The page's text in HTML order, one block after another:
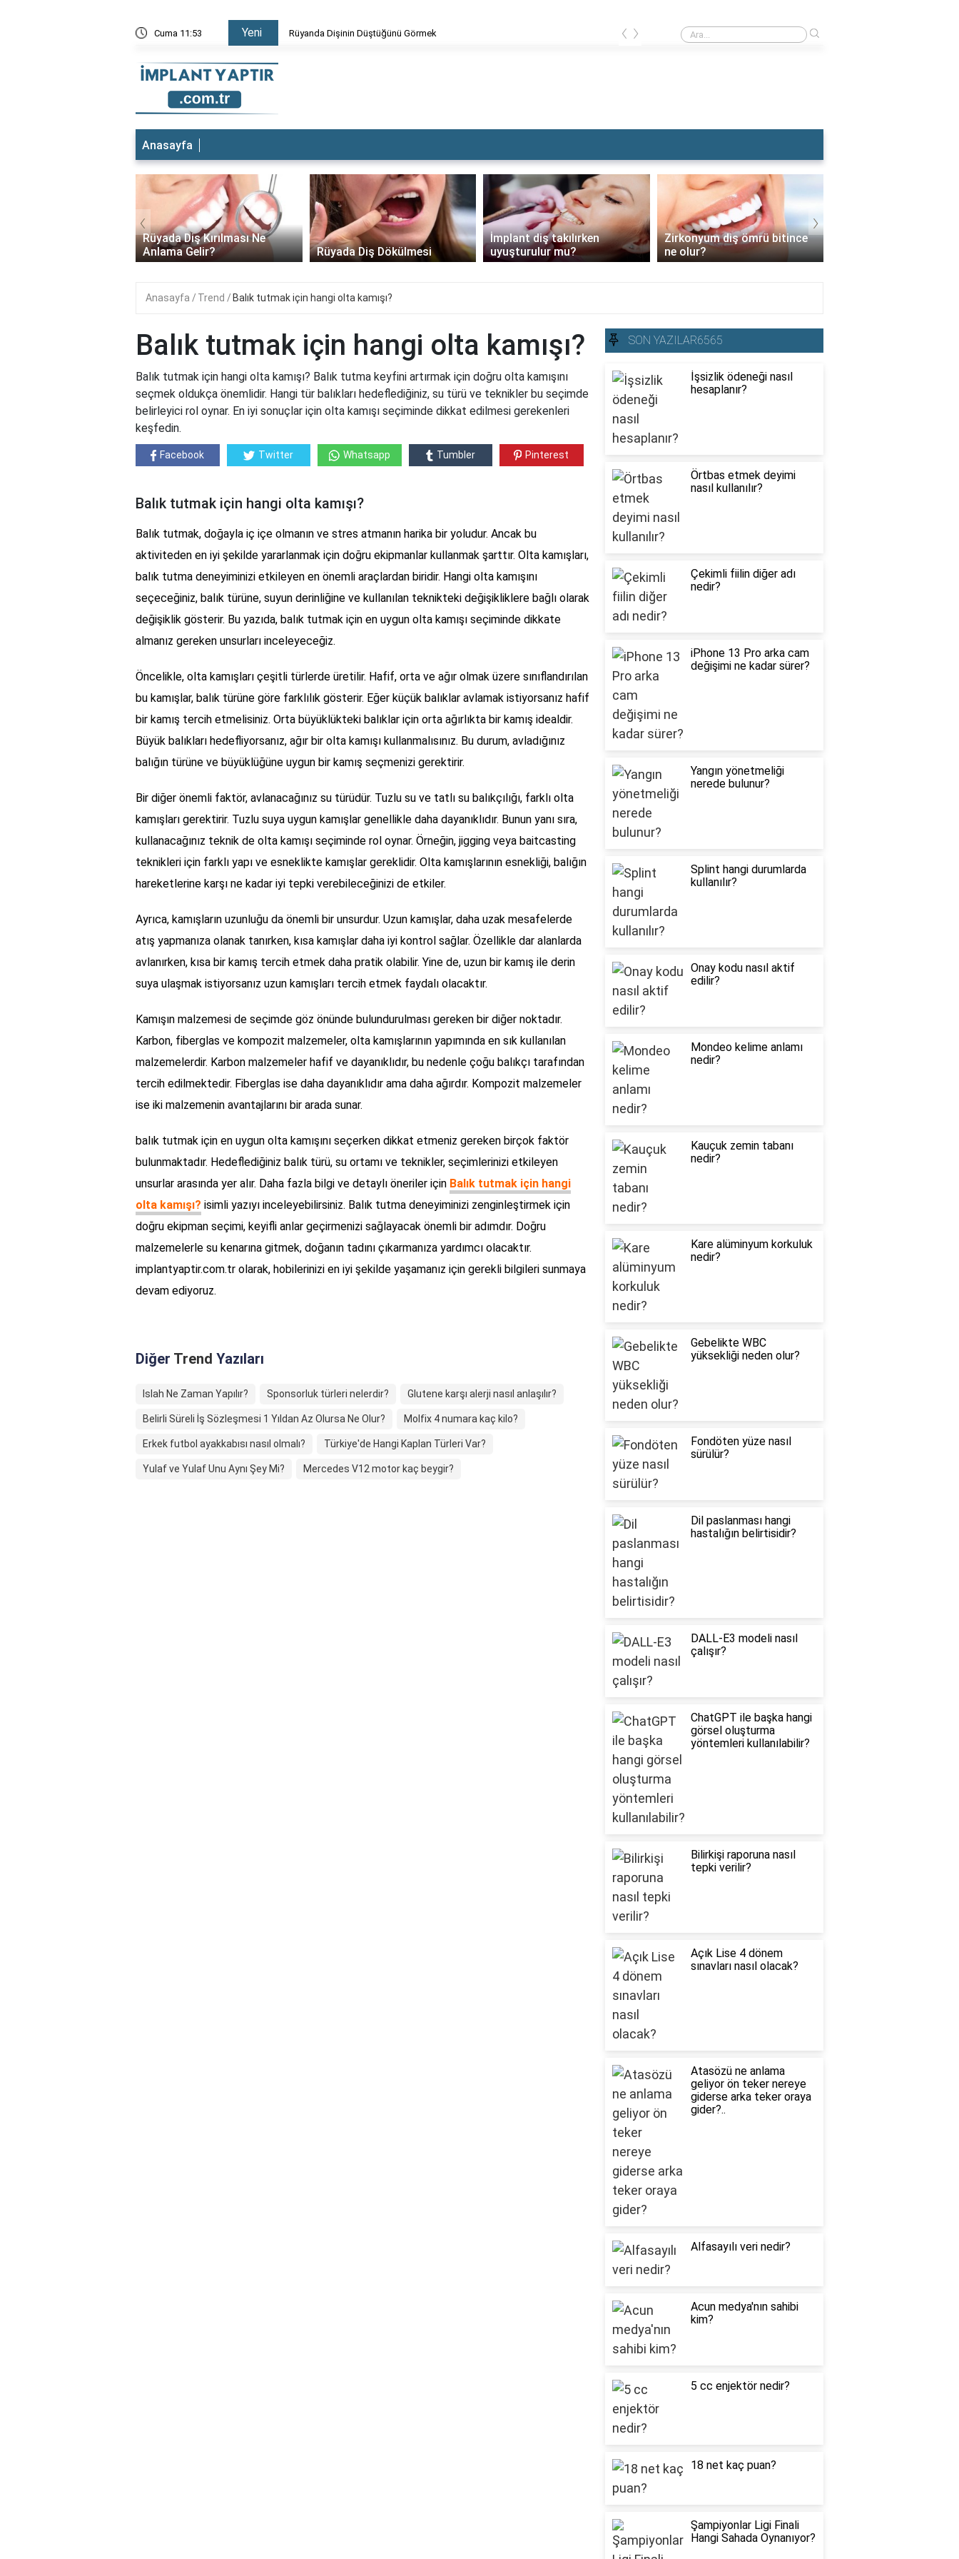
Cuma 11:53 Yeni Rüyada Dolgu Dişin Kırılması Rüyada Dişçiye Muayene Olmak
‹ ›
Anasayfa
Rüyada Diş Kırılması Ne
Anlama Gelir?
Rüyada Diş Dökülmesi
İmplant diş takılırken
uyuşturulur mu?
Zirkonyum diş ömrü bitince
ne olur?
‹ ›
Anasayfa Trend Balık tutmak için hangi olta kamışı?
Balık tutmak için hangi olta kamışı?
Balık tutmak için hangi olta kamışı? Balık tutma keyfini artırmak için doğru olta kamışını
seçmek oldukça önemlidir. Hangi tür balıkları hedeflediğiniz, su türü ve teknikler bu seçimde
belirleyici rol oynar. En iyi sonuçlar için olta kamışı seçiminde dikkat edilmesi gerekenleri
keşfedin.
Facebook Twitter Whatsapp Tumbler Pinterest
Balık tutmak için hangi olta kamışı?
Balık tutmak, doğayla iç içe olmanın ve stres atmanın harika bir yoludur. Ancak bu
aktiviteden en iyi şekilde yararlanmak için doğru ekipmanlar kullanmak şarttır. Olta kamışları,
balık tutma deneyiminizi etkileyen en önemli araçlardan biridir. Hangi olta kamışını
seçeceğiniz, balık türüne, suyun derinliğine ve kullanılan teknikteki değişikliklere bağlı olarak
değişiklik gösterir. Bu yazıda, balık tutmak için en uygun olta kamışı seçiminde dikkate
almanız gereken unsurları inceleyeceğiz.
Öncelikle, olta kamışları çeşitli türlerde üretilir. Hafif, orta ve ağır olmak üzere sınıflandırılan
bu kamışlar, balık türüne göre farklılık gösterir. Eğer küçük balıklar avlamak istiyorsanız hafif
bir kamış tercih etmelisiniz. Orta büyüklükteki balıklar için orta ağırlıkta bir kamış idealdir.
Büyük balıkları hedefliyorsanız, ağır bir olta kamışı kullanmalısınız. Bu durum, avladığınız
balığın türüne ve büyüklüğüne uygun bir kamış seçmenizi gerektirir.
Bir diğer önemli faktör, avlanacağınız su türüdür. Tuzlu su ve tatlı su balıkçılığı, farklı olta
kamışları gerektirir. Tuzlu suya uygun kamışlar genellikle daha dayanıklıdır. Bunun yanı sıra,
kullanacağınız teknik de olta kamışı seçiminde rol oynar. Örneğin, jigging veya baitcasting
teknikleri için farklı yapı ve esneklikte kamışlar gereklidir. Olta kamışlarının esnekliği, balığın
hareketlerine karşı ne kadar iyi tepki verebileceğinizi de etkiler.
Ayrıca, kamışların uzunluğu da önemli bir unsurdur. Uzun kamışlar, daha uzak mesafelerde
atış yapmanıza olanak tanırken, kısa kamışlar daha iyi kontrol sağlar. Özellikle dar alanlarda
avlanırken, kısa bir kamış tercih etmek daha pratik olabilir. Yine de, uzun bir kamış ile derin
suya ulaşmak istiyorsanız uzun kamışları tercih etmek faydalı olacaktır.
Kamışın malzemesi de seçimde göz önünde bulundurulması gereken bir diğer noktadır.
Karbon, fiberglas ve kompozit malzemeler, olta kamışlarının yapımında en sık kullanılan
malzemelerdir. Karbon malzemeler hafif ve dayanıklıdır, bu nedenle çoğu balıkçı tarafından
tercih edilmektedir. Fiberglas ise daha dayanıklıdır ama daha ağırdır. Kompozit malzemeler
ise iki malzemenin avantajlarını bir arada sunar.
balık tutmak için en uygun olta kamışını seçerken dikkat etmeniz gereken birçok faktör
bulunmaktadır. Hedeflediğiniz balık türü, su ortamı ve teknikler, seçimlerinizi etkileyen
unsurlar arasında yer alır. Daha fazla bilgi ve detaylı öneriler için Balık tutmak için hangi
olta kamışı? isimli yazıyı inceleyebilirsiniz. Balık tutma deneyiminizi zenginleştirmek için
doğru ekipman seçimi, keyifli anlar geçirmenizi sağlayacak önemli bir adımdır. Doğru
malzemelerle su kenarına gitmek, doğanın tadını çıkarmanıza yardımcı olacaktır.
implantyaptir.com.tr olarak, hobilerinizi en iyi şekilde yaşamanız için gerekli bilgileri sunmaya
devam ediyoruz.
Diğer Trend Yazıları
Islah Ne Zaman Yapılır? Sponsorluk türleri nelerdir? Glutene karşı alerji nasıl anlaşılır?
Belirli Süreli İş Sözleşmesi 1 Yıldan Az Olursa Ne Olur? Molfix 4 numara kaç kilo?
Erkek futbol ayakkabısı nasıl olmalı? Türkiye'de Hangi Kaplan Türleri Var?
Yulaf ve Yulaf Unu Aynı Şey Mi? Mercedes V12 motor kaç beygir?
SON YAZILAR6565
İşsizlik ödeneği nasıl
hesaplanır?
Örtbas etmek deyimi
nasıl kullanılır?
Çekimli fiilin diğer adı
nedir?
iPhone 13 Pro arka cam
değişimi ne kadar sürer?
Yangın yönetmeliği
nerede bulunur?
Splint hangi durumlarda
kullanılır?
Onay kodu nasıl aktif
edilir?
Mondeo kelime anlamı
nedir?
Kauçuk zemin tabanı
nedir?
Kare alüminyum korkuluk
nedir?
Gebelikte WBC
yüksekliği neden olur?
Fondöten yüze nasıl
sürülür?
Dil paslanması hangi
hastalığın belirtisidir?
DALL-E3 modeli nasıl
çalışır?
ChatGPT ile başka hangi
görsel oluşturma
yöntemleri kullanılabilir?
Bilirkişi raporuna nasıl
tepki verilir?
Açık Lise 4 dönem
sınavları nasıl olacak?
Atasözü ne anlama
geliyor ön teker nereye
giderse arka teker oraya
gider?..
Alfasayılı veri nedir?
Acun medya'nın sahibi
kim?
5 cc enjektör nedir?
18 net kaç puan?
Şampiyonlar Ligi Finali
Hangi Sahada Oynanıyor?